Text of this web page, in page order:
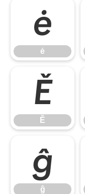
ė
ė
Ě
Ě
ĝ
ĝ